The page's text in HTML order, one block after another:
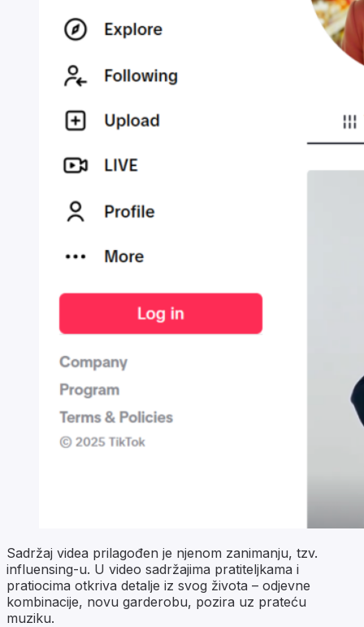
Sadržaj videa prilagođen je njenom zanimanju, tzv.
influensing-u. U video sadržajima pratiteljkama i
pratiocima otkriva detalje iz svog života – odjevne
kombinacije, novu garderobu, pozira uz prateću
muziku.